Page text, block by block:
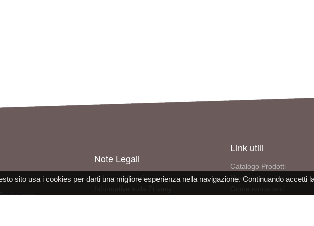
sito usa i cookies per darti una migliore esperienza nella navigazione. Continuando accetti
Note Legali
Utilizzo di Cookie
Link utili
Catalogo Prodotti
Newspage